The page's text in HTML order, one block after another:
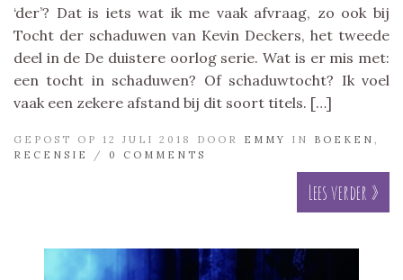
‘der’? Dat is iets wat ik me vaak afvraag, zo ook bij
Tocht der schaduwen van Kevin Deckers, het tweede
deel in de De duistere oorlog serie. Wat is er mis met:
een tocht in schaduwen? Of schaduwtocht? Ik voel
vaak een zekere afstand bij dit soort titels. […]
GEPOST OP 12 JULI 2018 DOOR EMMY IN BOEKEN
RECENSIE
/ 0 COMMENTS
Lees verder »